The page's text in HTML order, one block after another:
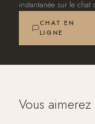
instantanée sur le chat
CHAT EN
LIGNE
Vous